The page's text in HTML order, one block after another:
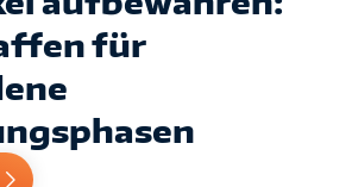
für